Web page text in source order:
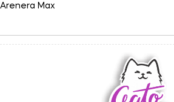
Arenera Max